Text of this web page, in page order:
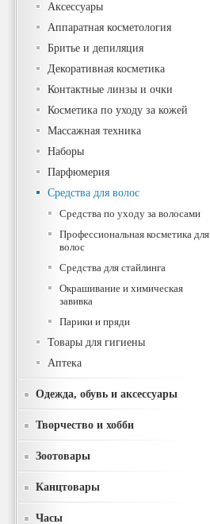
Аксессуары
Аппаратная косметология
Бритье и депиляция
Декоративная косметика
Контактные линзы и очки
Косметика по уходу за кожей
Массажная техника
Наборы
Парфюмерия
Средства для волос
Средства по уходу за волосами
Профессиональная косметика для
волос
Средства для стайлинга
Окрашивание и химическая
завивка
Парики и пряди
Товары для гигиены
Аптека
Одежда, обувь и аксессуары
Творчество и хобби
Зоотовары
Канцтовары
Часы